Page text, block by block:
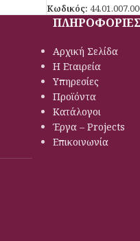
Κωδικός:
ΠΛΗΡΟΦΟΡΙΕΣ
Αρχική Σελίδα
Η Εταιρεία
Υπηρεσίες
Προϊόντα
Κατάλογοι
Έργα – Projects
Επικοινωνία